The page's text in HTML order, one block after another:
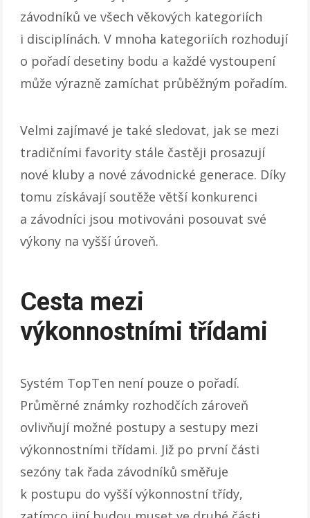
závodníků ve všech věkových kategoriích
i disciplínách. V mnoha kategoriích rozhodují
o pořadí desetiny bodu a každé vystoupení
může výrazně zamíchat průběžným pořadím.
Velmi zajímavé je také sledovat, jak se mezi
tradičními favority stále častěji prosazují
nové kluby a nové závodnické generace. Díky
tomu získávají soutěže větší konkurenci
a závodníci jsou motivováni posouvat své
výkony na vyšší úroveň.
Cesta mezi
výkonnostními třídami
Systém TopTen není pouze o pořadí.
Průměrné známky rozhodčích zároveň
ovlivňují možné postupy a sestupy mezi
výkonnostními třídami. Již po první části
sezóny tak řada závodníků směřuje
k postupu do vyšší výkonnostní třídy,